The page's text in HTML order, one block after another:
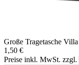
Große Tragetasche Villa
1,50 €
Preise inkl. MwSt. zzgl.